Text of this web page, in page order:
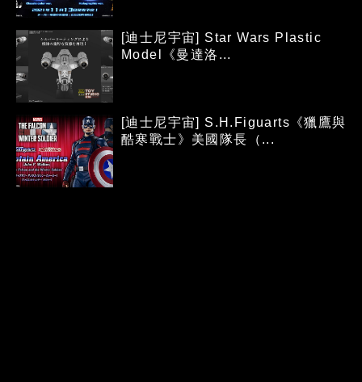
[迪士尼宇宙] Star Wars Plastic
Model《曼達洛...
[迪士尼宇宙] S.H.Figuarts《獵鷹與
酷寒戰士》美國隊長（...